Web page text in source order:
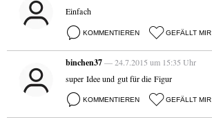
Einfach
KOMMENTIEREN GEFÄLLT MIR
binchen37— 24.7.2015 um 15:35 Uhr
super Idee und gut für die Figur
KOMMENTIEREN GEFÄLLT MIR